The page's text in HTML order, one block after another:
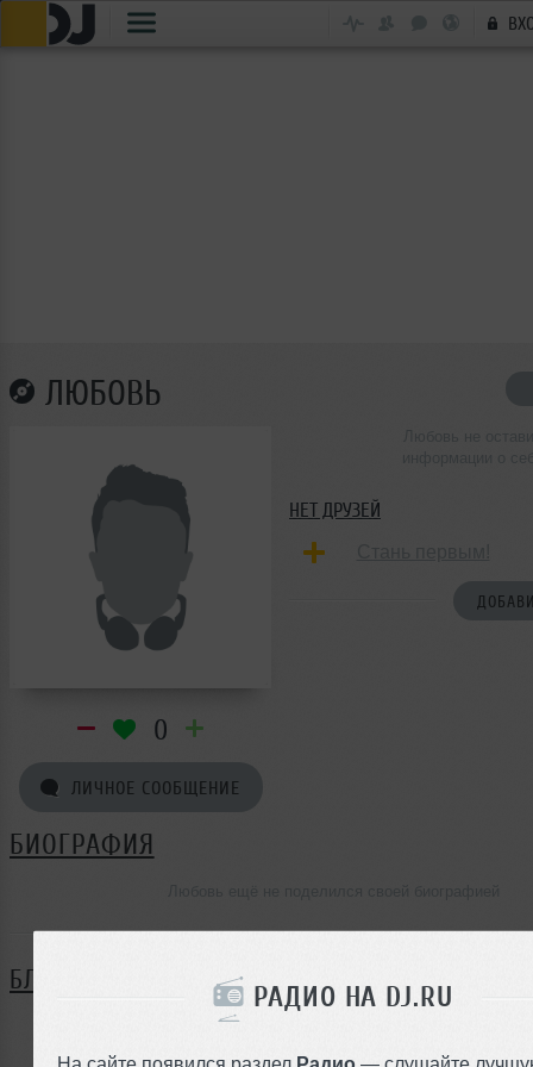
РАДИО НА DJ.RU
На сайте появился раздел Радио — слушайте
ЛЮБОВЬ
0
ЛИЧНОЕ СООБЩЕНИЕ
НЕТ ДРУЗЕЙ
БИОГРАФИЯ
БЛОГ